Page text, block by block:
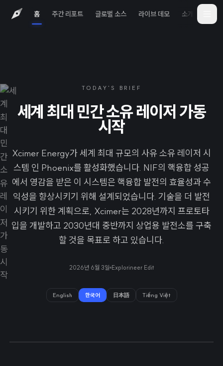
홈 주간 리포트 글로벌 소스 라이브 데모 소개
TODAY'S BRIEF
세계 최대 민간 소유 레이저 가동
시작
Xcimer Energy가 세계 최대 규모의 사유 소유 레이저 시
스템 인 Phoenix를 활성화했습니다. NIF의 핵융합 성공
에서 영감을 받은 이 시스템은 핵융합 발전의 효율성과 수
익성을 향상시키기 위해 설계되었습니다. 기술을 더 발전
시키기 위한 계획으로, Xcimer는 2028년까지 프로토타
입을 개발하고 2030년대 중반까지 상업용 발전소를 구축
할 것을 목표로 하고 있습니다.
2026년 6월 3일 Explorineer Edit
English 한국어 日本語 Tiếng Việt